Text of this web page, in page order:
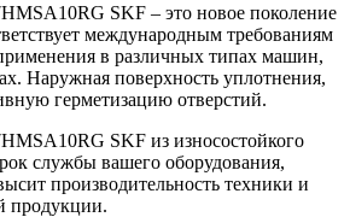
SKF – это новое поколение
международным требованиям
в различных типах машин,
Наружная поверхность уплотнения,
герметизацию отверстий.
SKF из износостойкого
службы вашего оборудования,
производительность техники и
продукции.